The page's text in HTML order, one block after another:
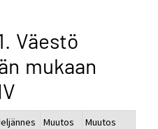
Väestö
mukaan
Muutos
Muutos